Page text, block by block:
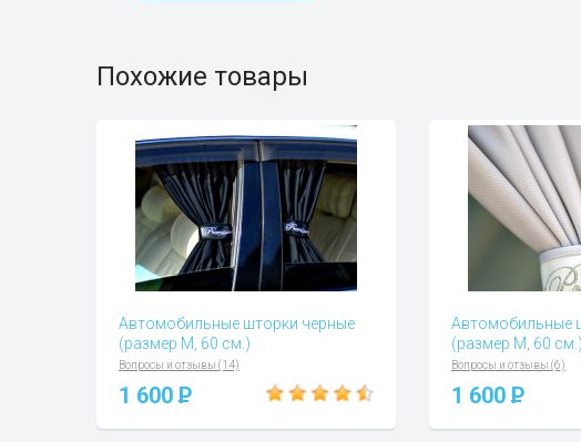
Похожие товары
Автомобильные шторки черные
(размер М, 60 см.)
Вопросы и отзывы (14)
1 600 P
Автомобильные
(размер М, 60 см.)
Вопросы и отзывы (6)
1 600 P